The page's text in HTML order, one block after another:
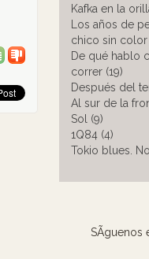
Kafka en la
Los años de
chico sin color
De qué hablo
correr (19)
Después del
Al sur de la
Sol (9)
1Q84 (4)
Tokio blues.
SÃ­guenos